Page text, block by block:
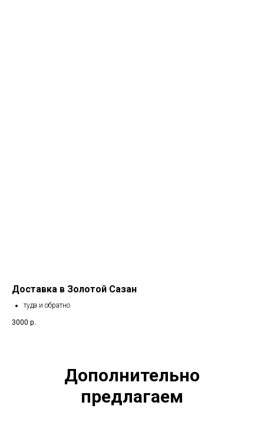
Доставка в Золотой Сазан
туда и обратно
3000 р.
Дополнительно
предлагаем